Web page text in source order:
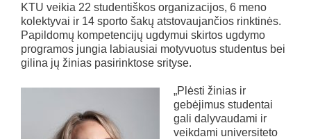
KTU veikia 22 studentiškos organizacijos, 6 meno
kolektyvai ir 14 sporto šakų atstovaujančios rinktinės.
Papildomų kompetencijų ugdymui skirtos ugdymo
programos jungia labiausiai motyvuotus studentus bei
gilina jų žinias pasirinktose srityse.
„Plėsti žinias ir
gebėjimus studentai
gali dalyvaudami ir
veikdami universiteto